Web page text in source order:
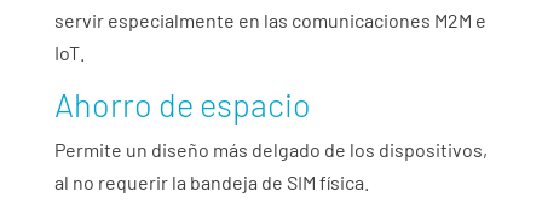
servir especialmente en las comunicaciones M2M e
IoT.
Ahorro de espacio
Permite un diseño más delgado de los dispositivos,
al no requerir la bandeja de SIM física.